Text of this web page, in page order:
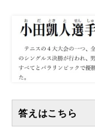
答えはこちら